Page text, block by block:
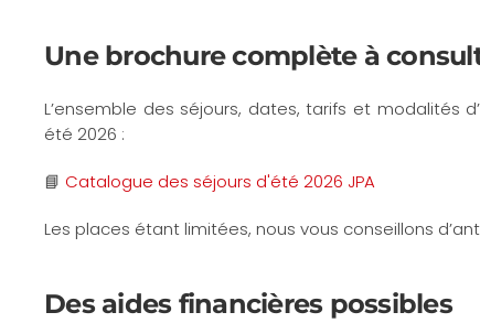
Une brochure complète à
L’ensemble des séjours, dates, tarifs et modalités
été 2026 :
📘 Catalogue des séjours d'été 2026 JPA
Les places étant limitées, nous vous conseillons
Des aides financières possibles